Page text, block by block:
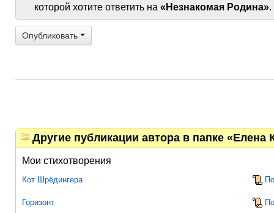
которой хотите ответить на «Незнакомая Родина».
Опубликовать
Другие публикации автора в папке «Елена
Мои стихотворения
Кот Шрёдингера
Горизонт